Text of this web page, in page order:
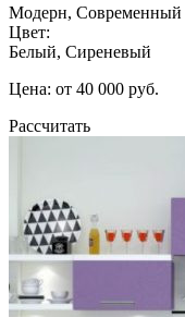
Модерн, Современный
Цвет:
Белый, Сиреневый
Цена: от 40 000 руб.
Рассчитать